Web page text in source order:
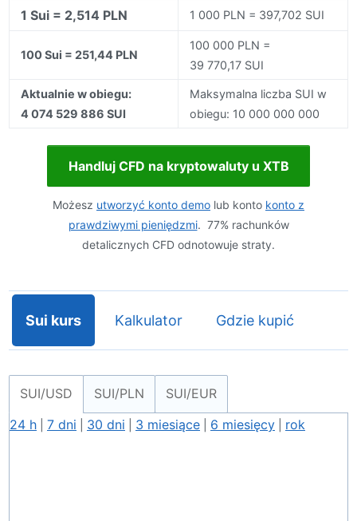
1 Sui = 2,514 PLN 1 000 PLN = 397,702 SUI
100 Sui = 251,44 PLN
100 000 PLN =
39 770,17 SUI
Aktualnie w obiegu:
4 074 529 886 SUI
Maksymalna liczba SUI w
obiegu: 10 000 000 000
Handluj CFD na kryptowaluty u XTB
Możesz utworzyć konto demo lub konto konto z
prawdziwymi pieniędzmi. 77% rachunków
detalicznych CFD odnotowuje straty.
Sui kurs Kalkulator Gdzie kupić
SUI/USD SUI/PLN
SUI/EUR
24 h
7 dni 30 dni 3 miesiące 6 miesięcy rok